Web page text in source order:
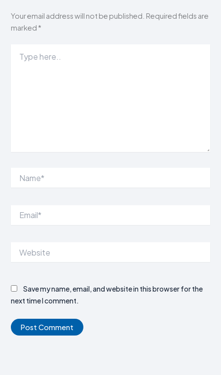
Your email address will not be published. Required fields are
marked *
here..
Save my name, email, and website in this browser for the
next time I comment.